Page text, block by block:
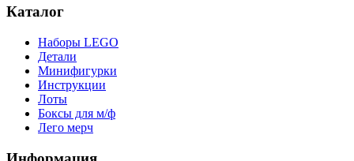
Каталог
Наборы LEGO
Детали
Минифигурки
Инструкции
Лоты
Боксы для м/ф
Лего мерч